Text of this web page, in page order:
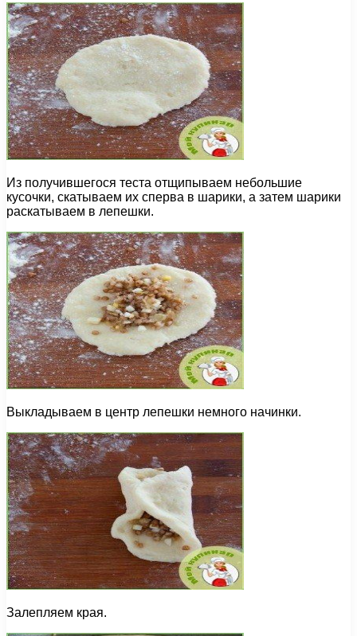
Из получившегося теста отщипываем небольшие
кусочки, скатываем их сперва в шарики, а затем шарики
раскатываем в лепешки.
Выкладываем в центр лепешки немного начинки.
Залепляем края.